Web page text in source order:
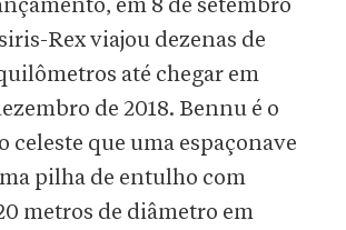
em 8 de setembro
Rex viajou dezenas de
até chegar em
de 2018. Bennu é o
celeste que uma espaçonave
pilha de entulho com
metros de diâmetro em